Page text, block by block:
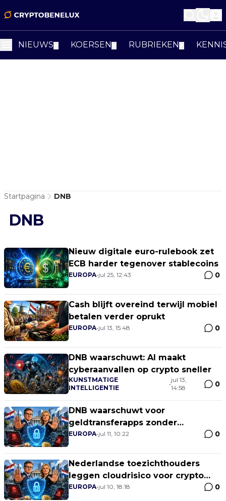
NIEUWS KOERSEN RUBRIEKEN
Startpagina DNB
DNB
Nieuw digitale euro-rulebook zet
ECB harder tegenover stablecoins
EUROPA•jul 25, 12:43 0
Cash blijft overeind terwijl mobiel
betalen verder oprukt
EUROPA•jul 13, 15:48 0
DNB waarschuwt: AI maakt
cyberaanvallen op crypto sneller
KUNSTMATIGE
INTELLIGENTIE
•
jul 13,
14:58
0
DNB waarschuwt voor
geldtransferapps zonder
vergunning
EUROPA•jul 11, 10:22 0
Nederlandse toezichthouders
leggen cloudrisico voor crypto
bloot
EUROPA•jul 10, 18:18 0